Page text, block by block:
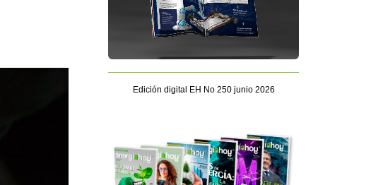
Edición digital EH No 250 junio 2026